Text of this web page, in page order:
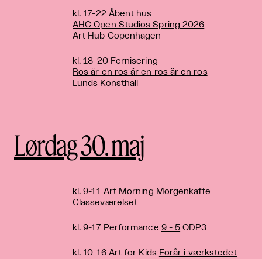
kl. 17-22 Åbent hus
AHC Open Studios Spring 2026
Art Hub Copenhagen
kl. 18-20 Fernisering
Ros är en ros är en ros är en ros
Lunds Konsthall
Lørdag 30. maj
kl. 9-11 Art Morning Morgenkaffe
Classeværelset
kl. 9-17 Performance 9 - 5 ODP3
kl. 10-16 Art for Kids Forår i værkstedet